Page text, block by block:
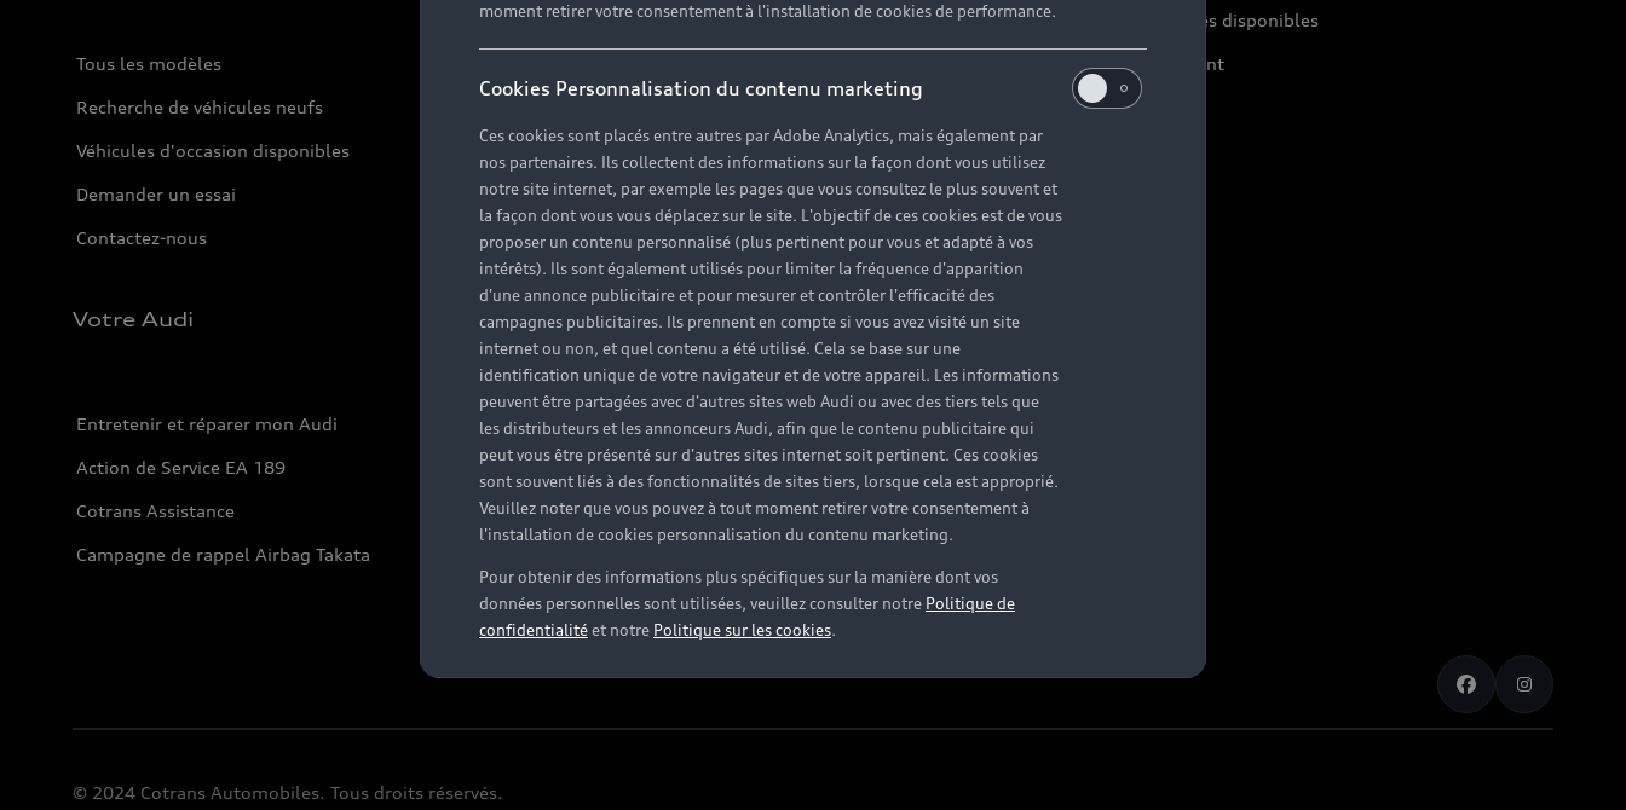
Tous les modèles
Recherche de véhicules neufs
Véhicules d'occasion disponibles
Demander un essai
Contactez-nous
Sport
Voir nos véhicules disponibles
Offres du moment
Votre Audi
Entretenir et réparer mon Audi
Action de Service EA 189
Cotrans Assistance
Campagne de rappel Airbag Takata
Univers Audi
Notre vision
Audi Sport
Carrières
© 2024 Cotrans Automobiles. Tous droits réservés.
moment retirer votre consentement à l'installation de cookies de performance.
Cookies Personnalisation du contenu marketing
Ces cookies sont placés entre autres par Adobe Analytics, mais également par
nos partenaires. Ils collectent des informations sur la façon dont vous utilisez
notre site internet, par exemple les pages que vous consultez le plus souvent et
la façon dont vous vous déplacez sur le site. L'objectif de ces cookies est de vous
proposer un contenu personnalisé (plus pertinent pour vous et adapté à vos
intérêts). Ils sont également utilisés pour limiter la fréquence d'apparition
d'une annonce publicitaire et pour mesurer et contrôler l'efficacité des
campagnes publicitaires. Ils prennent en compte si vous avez visité un site
internet ou non, et quel contenu a été utilisé. Cela se base sur une
identification unique de votre navigateur et de votre appareil. Les informations
peuvent être partagées avec d'autres sites web Audi ou avec des tiers tels que
les distributeurs et les annonceurs Audi, afin que le contenu publicitaire qui
peut vous être présenté sur d'autres sites internet soit pertinent. Ces cookies
sont souvent liés à des fonctionnalités de sites tiers, lorsque cela est approprié.
Veuillez noter que vous pouvez à tout moment retirer votre consentement à
l'installation de cookies personnalisation du contenu marketing.
Pour obtenir des informations plus spécifiques sur la manière dont vos
données personnelles sont utilisées, veuillez consulter notre Politique de
confidentialitéet notre Politique sur les cookies.